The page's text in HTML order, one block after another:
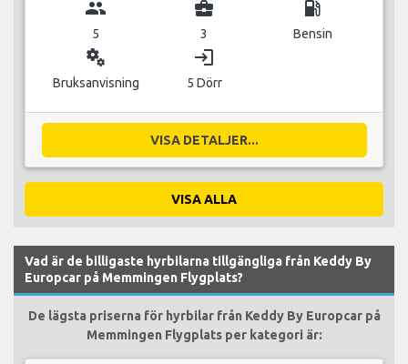
group
5
business_center
3
local_gas_station
Bensin
miscellaneous_services
Bruksanvisning
login
5 Dörr
VISA DETALJER...
VISA ALLA
Vad är de billigaste hyrbilarna tillgängliga från Keddy By
Europcar på Memmingen Flygplats?
De lägsta priserna för hyrbilar från Keddy By Europcar på
Memmingen Flygplats per kategori är: